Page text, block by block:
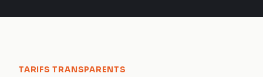
TARIFS TRANSPARENTS